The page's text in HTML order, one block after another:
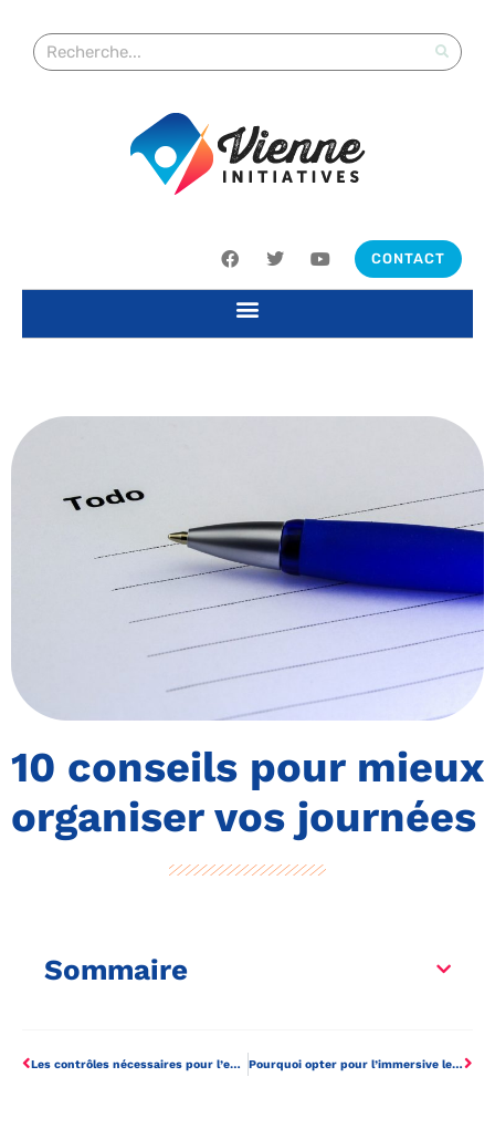
CONTACT
10 conseils pour mieux
organiser vos journées
Sommaire
Les contrôles nécessaires pour l’entreprise Pourquoi opter pour l’immersive learning dans votre entreprise ?